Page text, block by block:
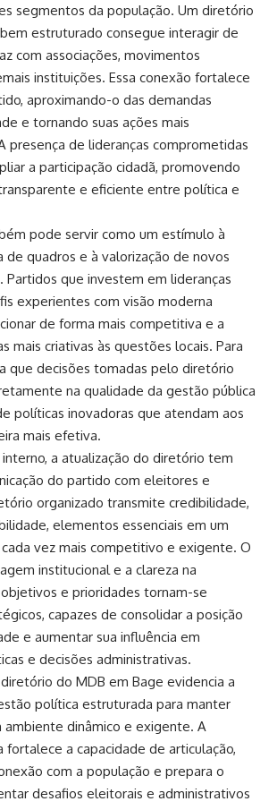
segmentos da população. Um diretório
estruturado consegue interagir de
com associações, movimentos
instituições. Essa conexão fortalece
aproximando-o das demandas
e tornando suas ações mais
presença de lideranças comprometidas
a participação cidadã, promovendo
e eficiente entre política e
pode servir como um estímulo à
de quadros e à valorização de novos
que investem em lideranças
experientes com visão moderna
de forma mais competitiva e a
mais criativas às questões locais. Para
que decisões tomadas pelo diretório
na qualidade da gestão pública
políticas inovadoras que atendam aos
mais efetiva.
a atualização do diretório tem
do partido com eleitores e
organizado transmite credibilidade,
elementos essenciais em um
vez mais competitivo e exigente. O
institucional e a clareza na
e prioridades tornam-se
capazes de consolidar a posição
e aumentar sua influência em
e decisões administrativas.
do MDB em Bage evidencia a
política estruturada para manter
ambiente dinâmico e exigente. A
fortalece a capacidade de articulação,
com a população e prepara o
desafios eleitorais e administrativos